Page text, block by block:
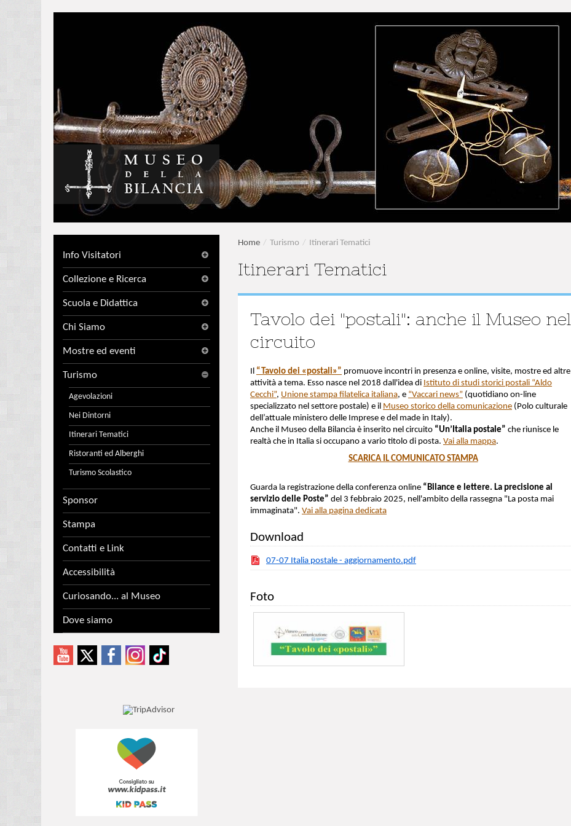
Info Visitatori
Collezione e Ricerca
Scuola e Didattica
Chi Siamo
Mostre ed eventi
Turismo
Agevolazioni
Nei Dintorni
Itinerari Tematici
Ristoranti ed Alberghi
Turismo Scolastico
Sponsor
Stampa
Contatti e Link
Accessibilità
Curiosando... al Museo
Dove siamo
Home / Turismo / Itinerari Tematici
Itinerari Tematici
Tavolo dei "postali": anche il Museo nel
circuito
Il “Tavolo dei «postali»” promuove incontri in presenza e online, visite, mostre ed altre
attività a tema. Esso nasce nel 2018 dall'idea di Istituto di studi storici postali “Aldo
Cecchi”, Unione stampa filatelica italiana, e “Vaccari news” (quotidiano on-line
specializzato nel settore postale) e il Museo storico della comunicazione (Polo culturale
dell’attuale ministero delle Imprese e del made in Italy).
Anche il Museo della Bilancia è inserito nel circuito “Un’Italia postale” che riunisce le
realtà che in Italia si occupano a vario titolo di posta. Vai alla mappa.
SCARICA IL COMUNICATO STAMPA
Guarda la registrazione della conferenza online “Bilance e lettere. La precisione al
servizio delle Poste” del 3 febbraio 2025, nell'ambito della rassegna "La posta mai
immaginata". Vai alla pagina dedicata
Download
07-07 Italia postale - aggiornamento.pdf
Foto